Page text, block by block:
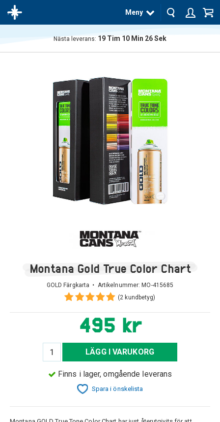
Meny
Nästa leverans: 19 Tim 10 Min 25Sek
Montana Gold True Color Chart
GOLD Färgkarta • Artikelnummer: MO-415685
(2 kundbetyg)
495 kr
LÄGG I VARUKORG
Finns i lager, omgående leverans
Spara i önskelista